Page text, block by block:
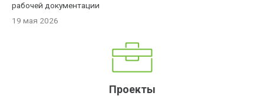
рабочей документации
19 мая 2026
Проекты